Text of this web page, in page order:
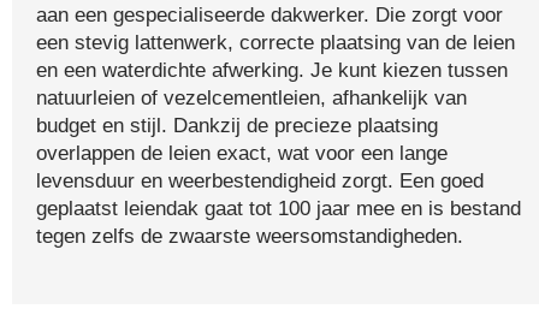
aan een gespecialiseerde dakwerker. Die zorgt voor
een stevig lattenwerk, correcte plaatsing van de leien
en een waterdichte afwerking. Je kunt kiezen tussen
natuurleien of vezelcementleien, afhankelijk van
budget en stijl. Dankzij de precieze plaatsing
overlappen de leien exact, wat voor een lange
levensduur en weerbestendigheid zorgt. Een goed
geplaatst leiendak gaat tot 100 jaar mee en is bestand
tegen zelfs de zwaarste weersomstandigheden.